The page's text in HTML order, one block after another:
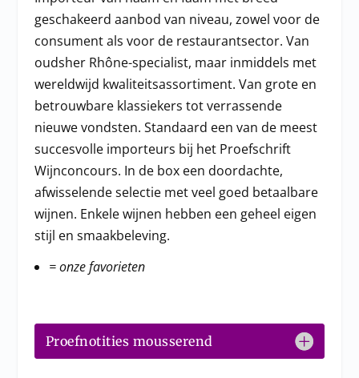
geschakeerd aanbod van niveau, zowel voor de
consument als voor de restaurantsector. Van
oudsher Rhône-specialist, maar inmiddels met
wereldwijd kwaliteitsassortiment. Van grote en
betrouwbare klassiekers tot verrassende
nieuwe vondsten. Standaard een van de meest
succesvolle importeurs bij het Proefschrift
Wijnconcours. In de box een doordachte,
afwisselende selectie met veel goed betaalbare
wijnen. Enkele wijnen hebben een geheel eigen
stijl en smaakbeleving.
= onze favorieten
Proefnotities mousserend